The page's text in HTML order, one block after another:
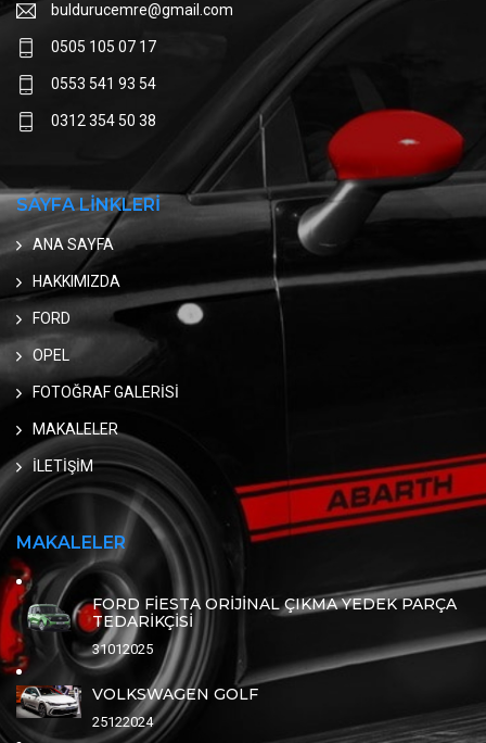
buldurucemre@gmail.com
0505 105 07 17
0553 541 93 54
0312 354 50 38
SAYFA LİNKLERİ
ANA SAYFA
HAKKIMIZDA
FORD
OPEL
FOTOĞRAF GALERİSİ
MAKALELER
İLETİŞİM
MAKALELER
FORD FİESTA ORİJİNAL ÇIKMA YEDEK PARÇA
TEDARİKÇİSİ
31012025
VOLKSWAGEN GOLF
25122024